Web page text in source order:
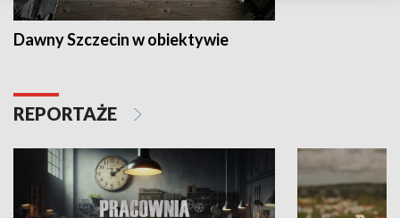
Dawny Szczecin w obiektywie
REPORTAŻE